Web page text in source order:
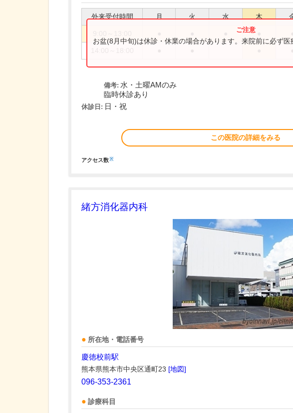
外来受付時間 月 火 水 木
お盆(8月中旬)は休診・休業の場合があります。来院前に必ず医
備考: 水・土曜AMのみ
臨時休診あり
休診日: 日・祝
この医院の詳細をみる
アクセス数※
緒方消化器内科
所在地・電話番号
慶徳校前駅
熊本県熊本市中央区通町23 [地図]
096-353-2361
診療科目